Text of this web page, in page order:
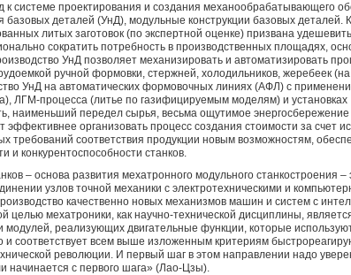
системе проектирования и создания механообрабатывающего
деталей (УнД), модульные конструкции базовых деталей.
литых заготовок (по экспертной оценке) призвана
сократить потребность в производственных площадях,
УнД позволяет механизировать и автоматизировать
ручной формовки, стержней, холодильников, жеребеек
УнД на автоматических формовочных линиях (АФЛ) с
ЛГМ-процесса (литье по газифицируемым моделям) и установках
наименьший передел сырья, весьма ощутимое энергосбережение
организовать процесс создания стоимости за счет
требований соответствия продукции новым возможностям,
и конкурентоспособности станков.
– основа развития мехатронного модульного станкостроения –
узлов точной механики с электротехническими и
качественно новых механизмов машин и систем с
мехатроники, как научно-технической дисциплины,
реализующих двигательные функции, которые
соответствует всем выше изложенным критериям
революции. И первый шаг в этом направлении надо
начинается с первого шага» (Лао-Цзы).